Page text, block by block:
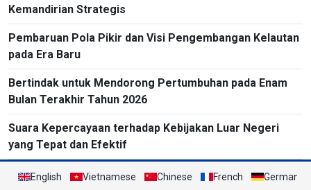
Kemandirian Strategis
Pembaruan Pola Pikir dan Visi Pengembangan Kelautan
pada Era Baru
Bertindak untuk Mendorong Pertumbuhan pada Enam
Bulan Terakhir Tahun 2026
Suara Kepercayaan terhadap Kebijakan Luar Negeri
yang Tepat dan Efektif
English Vietnamese Chinese French German